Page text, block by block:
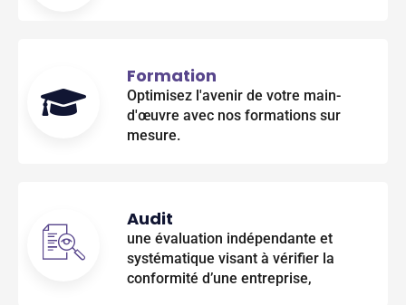
Formation
Optimisez l'avenir de votre main-
d'œuvre avec nos formations sur
mesure.
Audit
une évaluation indépendante et
systématique visant à vérifier la
conformité d’une entreprise,